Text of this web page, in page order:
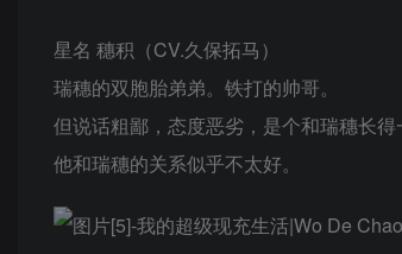
星名 穗积（CV.久保拓马）
瑞穗的双胞胎弟弟。铁打的帅哥。
但说话粗鄙，态度恶劣，是个和瑞穗长
他和瑞穗的关系似乎不太好。